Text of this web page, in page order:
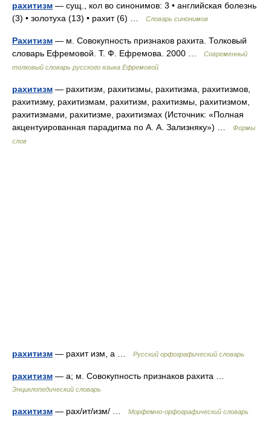
рахитизм — сущ., кол во синонимов: 3 • английская болезнь
(3) • золотуха (13) • рахит (6) …
Словарь синонимов
Рахитизм — м. Совокупность признаков рахита. Толковый
словарь Ефремовой. Т. Ф. Ефремова. 2000 …
Современный
толковый словарь русского языка Ефремовой
рахитизм — рахитизм, рахитизмы, рахитизма, рахитизмов,
рахитизму, рахитизмам, рахитизм, рахитизмы, рахитизмом,
рахитизмами, рахитизме, рахитизмах (Источник: «Полная
акцентуированная парадигма по А. А. Зализняку») …
Формы
слов
рахитизм — рахит изм, а … Русский орфографический словарь
рахитизм — а; м. Совокупность признаков рахита …
Энциклопедический словарь
рахитизм — рах/ит/изм/ … Морфемно-орфографический словарь